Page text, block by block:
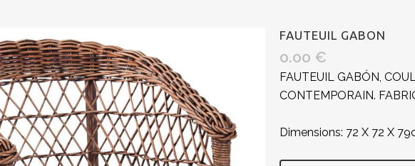
FAUTEUIL GABON
0.00 €
FAUTEUIL GABÓN,
CONTEMPORAIN.
Dimensions: 72 X 72 X